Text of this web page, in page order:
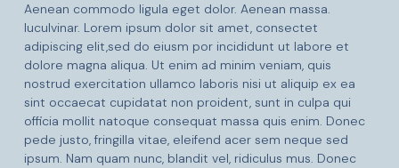
Aenean commodo ligula eget dolor. Aenean massa.
luculvinar. Lorem ipsum dolor sit amet, consectet
adipiscing elit,sed do eiusm por incididunt ut labore et
dolore magna aliqua. Ut enim ad minim veniam, quis
nostrud exercitation ullamco laboris nisi ut aliquip ex ea
sint occaecat cupidatat non proident, sunt in culpa qui
officia mollit natoque consequat massa quis enim. Donec
pede justo, fringilla vitae, eleifend acer sem neque sed
ipsum. Nam quam nunc, blandit vel, ridiculus mus. Donec